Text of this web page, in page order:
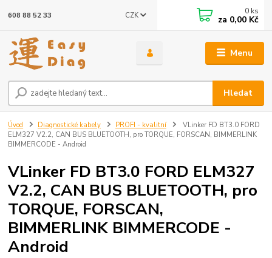
Menu
CZK
Hledat
608 88 52 33 0 ks
za 0,00 Kč
Úvod Diagnostické kabely PROFI - kvalitní
VLinker FD BT3.0 FORD
ELM327 V2.2, CAN BUS BLUETOOTH, pro TORQUE, FORSCAN, BIMMERLINK
BIMMERCODE - Android
VLinker FD BT3.0 FORD ELM327
V2.2, CAN BUS BLUETOOTH, pro
TORQUE, FORSCAN,
BIMMERLINK BIMMERCODE -
Android